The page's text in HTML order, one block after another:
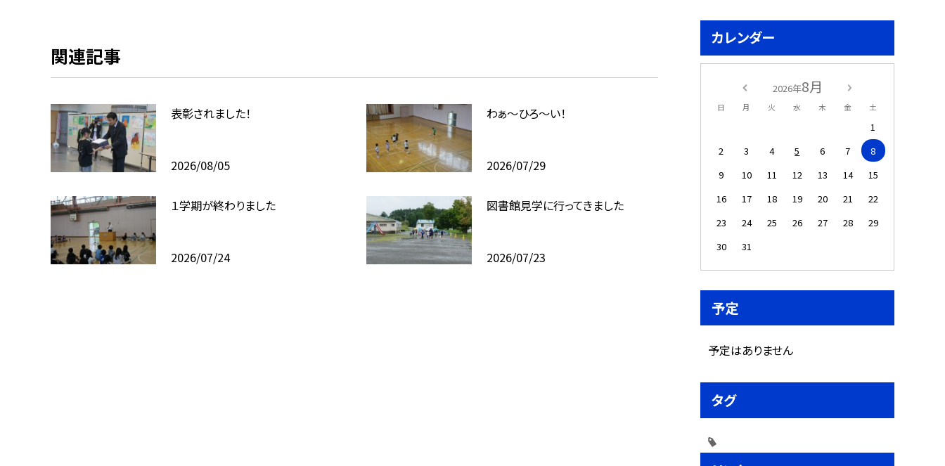
関連記事
表彰されました！
2026/08/05
わぁ～ひろ～い！
2026/07/29
１学期が終わりました
2026/07/24
図書館見学に行ってきました
2026/07/23
カレンダー
2026年8月
日 月 火 水 木 金 土
1
2
3 4 5 6 7
8
9
10 11 12 13 14
15
16
17 18 19 20 21
22
23
24 25 26 27 28
29
30
31
予定
予定はありません
タグ